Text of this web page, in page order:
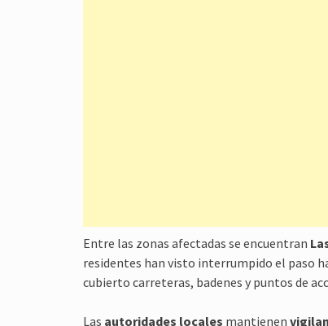
Entre las zonas afectadas se encuentran
residentes han visto interrumpido el paso
cubierto carreteras, badenes y puntos de
Las autoridades locales mantienen